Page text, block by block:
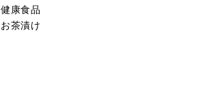
健康食品
お茶漬け